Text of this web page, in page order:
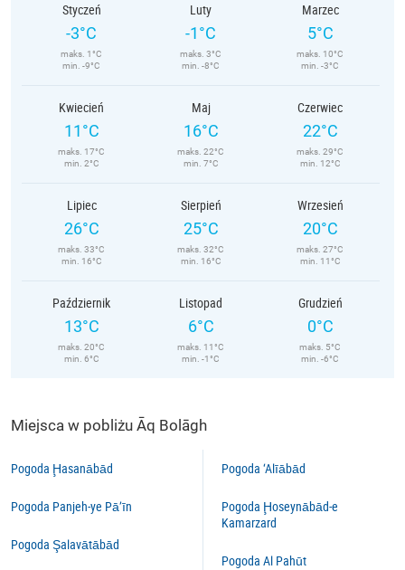
Styczeń
-3°C
maks. 1°C
min. -9°C
Luty
-1°C
maks. 3°C
min. -8°C
Marzec
5°C
maks. 10°C
min. -3°C
Kwiecień
11°C
maks. 17°C
min. 2°C
Maj
16°C
maks. 22°C
min. 7°C
Czerwiec
22°C
maks. 29°C
min. 12°C
Lipiec
26°C
maks. 33°C
min. 16°C
Sierpień
25°C
maks. 32°C
min. 16°C
Wrzesień
20°C
maks. 27°C
min. 11°C
Październik
13°C
maks. 20°C
min. 6°C
Listopad
6°C
maks. 11°C
min. -1°C
Grudzień
0°C
maks. 5°C
min. -6°C
Miejsca w pobliżu Āq Bolāgh
Pogoda Ḩasanābād
Pogoda Panjeh-ye Pā’īn
Pogoda Şalavātābād
Pogoda ‘Alīābād
Pogoda Ḩoseynābād-e
Kamarzard
Pogoda Al Pahūt